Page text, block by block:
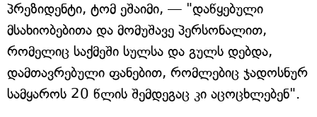
პრეზიდენტი, ტომ ეშაიმი, — "დაწყებული
მსახიობებითა და მომუშავე პერსონალით,
რომელიც საქმეში სულსა და გულს დებდა,
დამთავრებული ფანებით, რომლებიც ჯადოსნურ
სამყაროს 20 წლის შემდეგაც კი აცოცხლებენ".